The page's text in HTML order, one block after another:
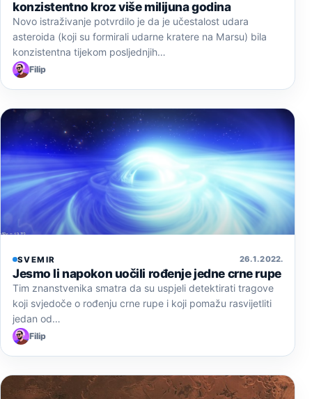
konzistentno kroz više milijuna godina
Novo istraživanje potvrdilo je da je učestalost udara
asteroida (koji su formirali udarne kratere na Marsu) bila
konzistentna tijekom posljednjih…
Filip
SVEMIR 26. 1. 2022.
Jesmo li napokon uočili rođenje jedne crne rupe
Tim znanstvenika smatra da su uspjeli detektirati tragove
koji svjedoče o rođenju crne rupe i koji pomažu rasvijetliti
jedan od…
Filip